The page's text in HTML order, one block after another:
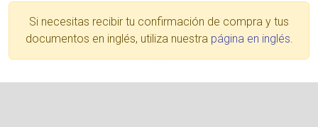
Si necesitas recibir tu confirmación de compra y tus
documentos en inglés, utiliza nuestra página en inglés.